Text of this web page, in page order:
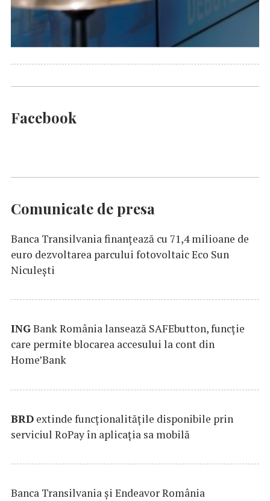
Facebook
Comunicate de presa
Banca Transilvania finanțează cu 71,4 milioane de
euro dezvoltarea parcului fotovoltaic Eco Sun
Niculești
INGBank România lansează SAFEbutton, funcţie
care permite blocarea accesului la cont din
Home’Bank
BRD extinde funcţionalităţile disponibile prin
serviciul RoPay în aplicaţia sa mobilă
Banca Transilvania şi Endeavor România